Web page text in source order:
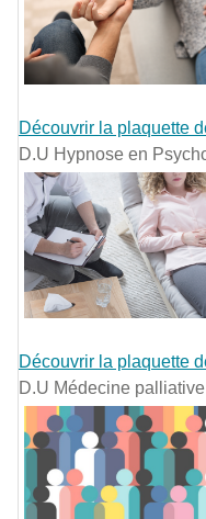
Découvrir la plaquette
D.U Hypnose en
Découvrir la plaquette
D.U Médecine